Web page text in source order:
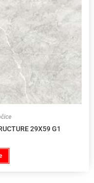
29X59 G1